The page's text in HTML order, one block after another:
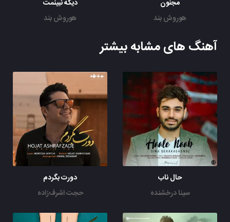
مجنون
هوروش بند
دیگه نبینمت
هوروش بند
آهنگ های مشابه بیشتر
حال ناب
سینا درخشنده
دورت بگردم
حجت اشرف‌زاده